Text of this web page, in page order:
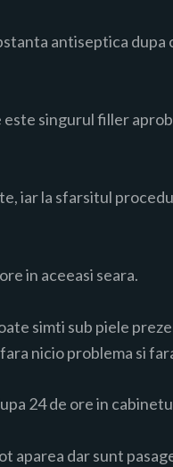
antiseptica dupa
singurul filler
iar la sfarsitul
in aceeasi seara.
simti sub piele
nicio problema si
24 de ore in
aparea dar sunt